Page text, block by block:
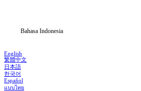
Bahasa Indonesia
English
繁體中文
日本語
한국어
Español
แบบไทย